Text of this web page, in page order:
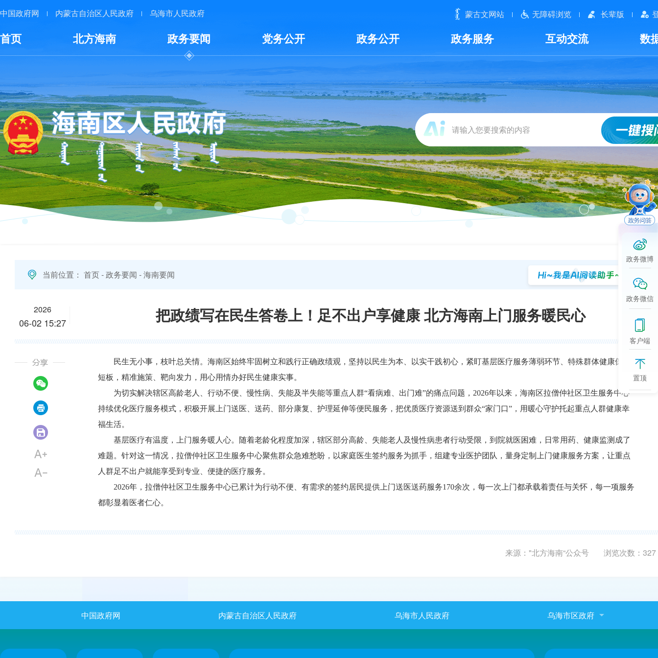
中国政府网 内蒙古自治区人民政府 乌海市人民政府 蒙古文网站 无障碍浏览 长辈版
首页 北方海南 政务要闻 党务公开 政务公开 政务服务 互动交流 数
当前位置： 首页-政务要闻 -海南要闻
2026
06-02 15:27 把政绩写在民生答卷上！足不出户享健康 北方海南上门服务暖民心
民生无小事，枝叶总关情。海南区始终牢固树立和践行正确政绩观，坚持以民生为本、以实干践初心，紧盯基层医疗服务薄弱环节、特殊群体健康保障
短板，精准施策、靶向发力，用心用情办好民生健康实事。
为切实解决辖区高龄老人、行动不便、慢性病、失能及半失能等重点人群“看病难、出门难”的痛点问题，2026年以来，海南区拉僧仲社区卫生服务中心
持续优化医疗服务模式，积极开展上门送医、送药、部分康复、护理延伸等便民服务，把优质医疗资源送到群众“家门口”，用暖心守护托起重点人群健康幸
福生活。
基层医疗有温度，上门服务暖人心。随着老龄化程度加深，辖区部分高龄、失能老人及慢性病患者行动受限，到院就医困难，日常用药、健康监测成了
难题。针对这一情况，拉僧仲社区卫生服务中心聚焦群众急难愁盼，以家庭医生签约服务为抓手，组建专业医护团队，量身定制上门健康服务方案，让重点
人群足不出户就能享受到专业、便捷的医疗服务。
2026年，拉僧仲社区卫生服务中心已累计为行动不便、有需求的签约居民提供上门送医送药服务170余次，每一次上门都承载着责任与关怀，每一项服务
都彰显着医者仁心。
来源："北方海南“公众号 浏览次数： 327
中国政府网 内蒙古自治区人民政府 乌海市人民政府 乌海市区政府
政务微博
政务微信
客户端
置顶